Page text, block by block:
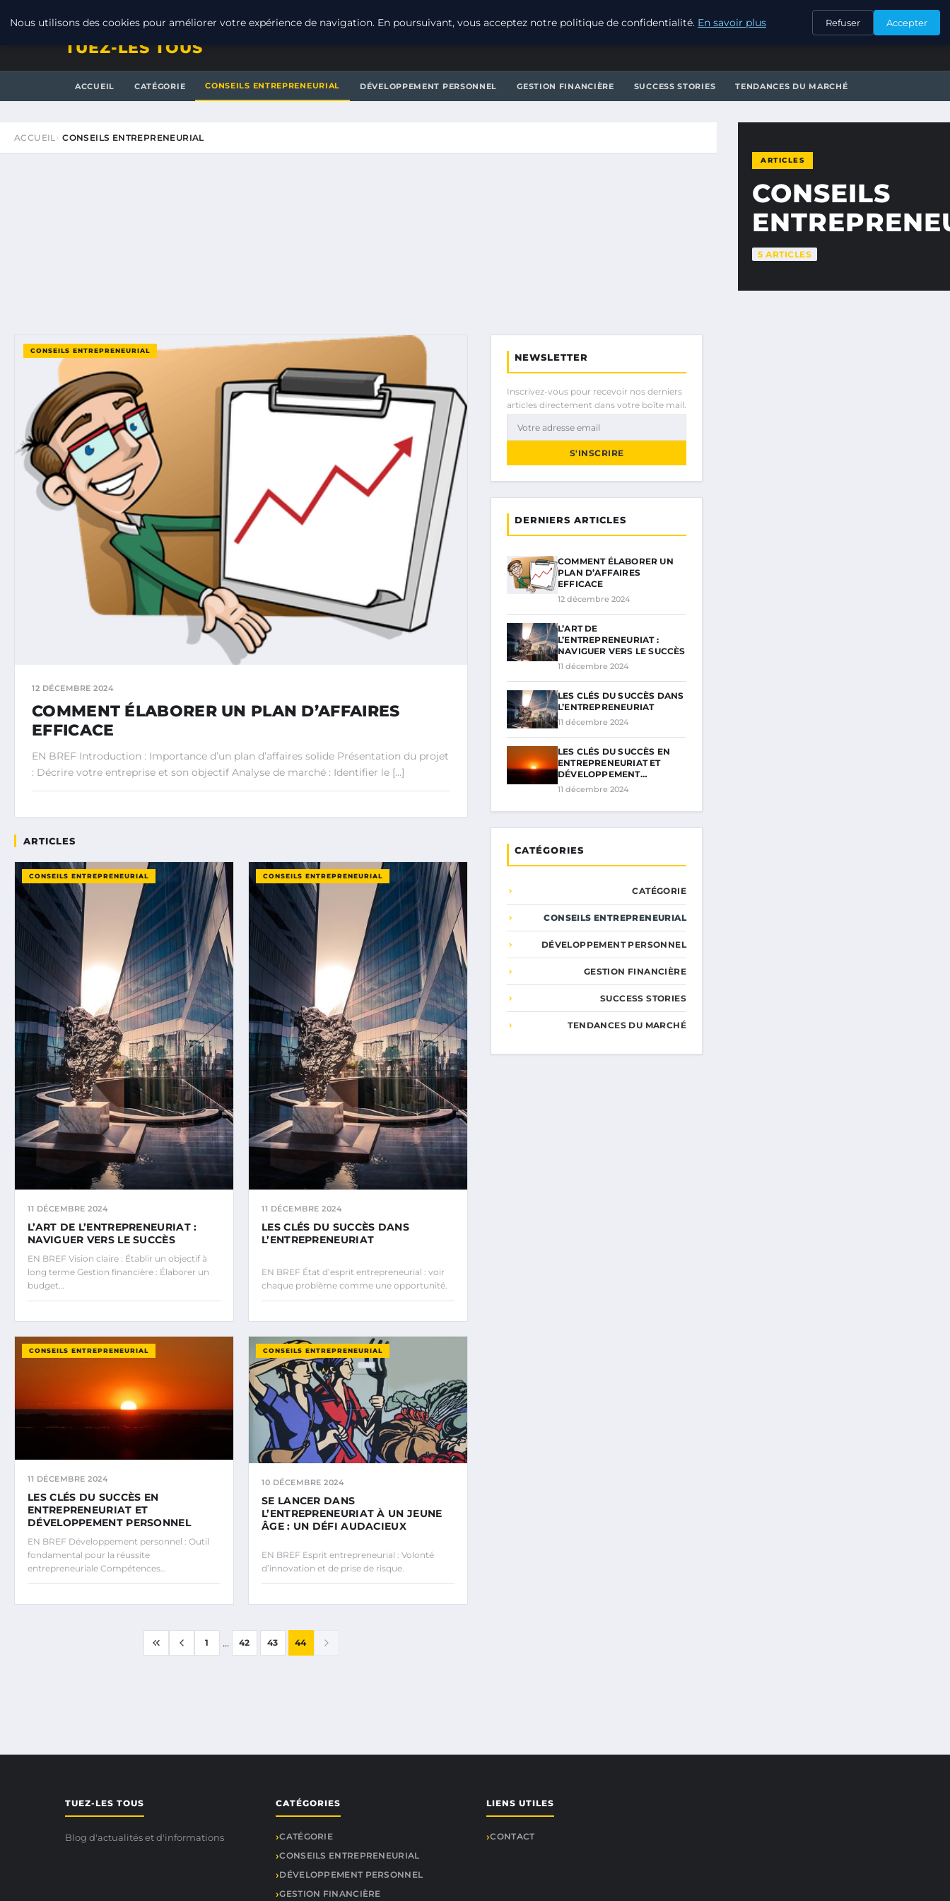
CONTACT
TUEZ-LES TOUS
ACCUEIL CATÉGORIE CONSEILS ENTREPRENEURIAL DÉVELOPPEMENT PERSONNEL GESTION FINANCIÈRE SUCCESS STORIES TENDANCES DU MARCHÉ
ACCUEIL CONSEILS ENTREPRENEURIAL
ARTICLES
CONSEILS
5 ARTICLES
CONSEILS ENTREPRENEURIAL
12 DÉCEMBRE 2024
COMMENT ÉLABORER UN PLAN D’AFFAIRES
EFFICACE
EN BREF Introduction : Importance d’un plan d’affaires solide Présentation du projet
: Décrire votre entreprise et son objectif Analyse de marché : Identifier le […]
ARTICLES
CONSEILS ENTREPRENEURIAL
11 DÉCEMBRE 2024
L’ART DE L’ENTREPRENEURIAT :
NAVIGUER VERS LE SUCCÈS
EN BREF Vision claire : Établir un objectif à
long terme Gestion financière : Élaborer un
budget…
CONSEILS ENTREPRENEURIAL
11 DÉCEMBRE 2024
LES CLÉS DU SUCCÈS DANS
L’ENTREPRENEURIAT
EN BREF État d’esprit entrepreneurial : voir
chaque problème comme une opportunité.
CONSEILS ENTREPRENEURIAL
11 DÉCEMBRE 2024
LES CLÉS DU SUCCÈS EN
ENTREPRENEURIAT ET
DÉVELOPPEMENT PERSONNEL
EN BREF Développement personnel : Outil
fondamental pour la réussite
entrepreneuriale Compétences…
CONSEILS ENTREPRENEURIAL
10 DÉCEMBRE 2024
SE LANCER DANS
L’ENTREPRENEURIAT À UN JEUNE
ÂGE : UN DÉFI AUDACIEUX
EN BREF Esprit entrepreneurial : Volonté
d’innovation et de prise de risque.
1 ... 42 43 44
NEWSLETTER
Inscrivez-vous pour recevoir nos derniers
articles directement dans votre boîte mail.
S'INSCRIRE
DERNIERS ARTICLES
COMMENT ÉLABORER UN
PLAN D’AFFAIRES
EFFICACE
12 décembre 2024
L’ART DE
L’ENTREPRENEURIAT :
NAVIGUER VERS LE SUCCÈS
11 décembre 2024
LES CLÉS DU SUCCÈS DANS
L’ENTREPRENEURIAT
11 décembre 2024
LES CLÉS DU SUCCÈS EN
ENTREPRENEURIAT ET
DÉVELOPPEMENT…
11 décembre 2024
CATÉGORIES
CATÉGORIE
CONSEILS ENTREPRENEURIAL
DÉVELOPPEMENT PERSONNEL
GESTION FINANCIÈRE
SUCCESS STORIES
TENDANCES DU MARCHÉ
TUEZ-LES TOUS
Blog d'actualités et d'informations
CATÉGORIES
CATÉGORIE
CONSEILS ENTREPRENEURIAL
DÉVELOPPEMENT PERSONNEL
GESTION FINANCIÈRE
LIENS UTILES
CONTACT
Nous utilisons des cookies pour améliorer votre expérience de navigation. En poursuivant, vous acceptez notre politique de confidentialité. En savoir plus Refuser Accepter